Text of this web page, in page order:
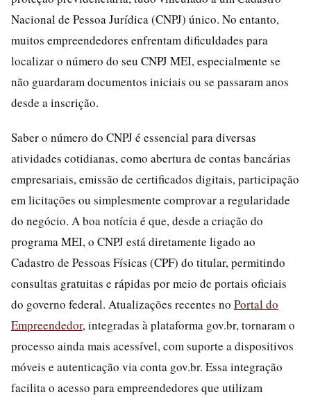
Nacional de Pessoa Jurídica (CNPJ) único. No entanto,
muitos empreendedores enfrentam dificuldades para
localizar o número do seu CNPJ MEI, especialmente se
não guardaram documentos iniciais ou se passaram anos
desde a inscrição.
Saber o número do CNPJ é essencial para diversas
atividades cotidianas, como abertura de contas bancárias
empresariais, emissão de certificados digitais, participação
em licitações ou simplesmente comprovar a regularidade
do negócio. A boa notícia é que, desde a criação do
programa MEI, o CNPJ está diretamente ligado ao
Cadastro de Pessoas Físicas (CPF) do titular, permitindo
consultas gratuitas e rápidas por meio de portais oficiais
do governo federal. Atualizações recentes no Portal do
Empreendedor, integradas à plataforma gov.br, tornaram o
processo ainda mais acessível, com suporte a dispositivos
móveis e autenticação via conta gov.br. Essa integração
facilita o acesso para empreendedores que utilizam